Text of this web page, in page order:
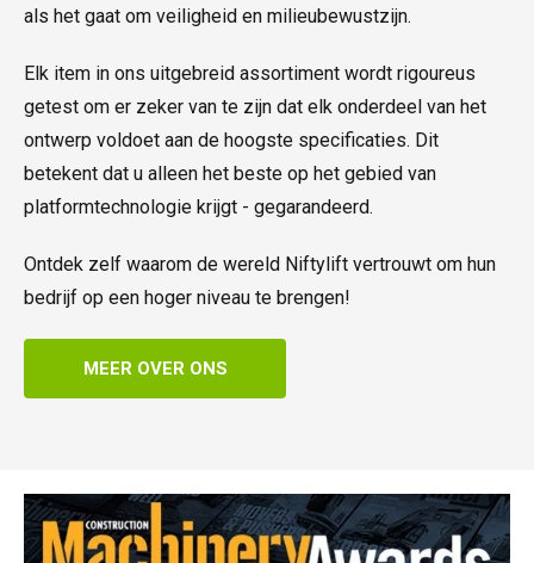
als het gaat om veiligheid en milieubewustzijn.
Elk item in ons uitgebreid assortiment wordt rigoureus
getest om er zeker van te zijn dat elk onderdeel van het
ontwerp voldoet aan de hoogste specificaties. Dit
betekent dat u alleen het beste op het gebied van
platformtechnologie krijgt - gegarandeerd.
Ontdek zelf waarom de wereld Niftylift vertrouwt om hun
bedrijf op een hoger niveau te brengen!
MEER OVER ONS